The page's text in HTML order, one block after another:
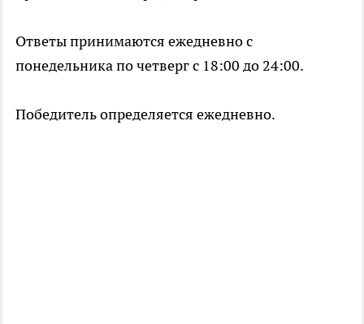
Ответы принимаются ежедневно с
понедельника по четверг с 18:00 до 24:00.
Победитель определяется ежедневно.